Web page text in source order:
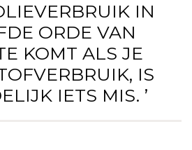
IN
ORDE VAN
KOMT ALS JE
IS
IETS MIS. ’